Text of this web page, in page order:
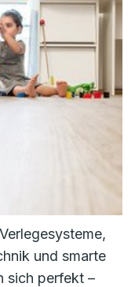
und smarte
sich perfekt –